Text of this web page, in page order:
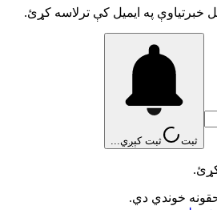
خبرتیاوې په ایمیل کې ترلاسه کړئ.
ثبت ثبت کېږي...
خوندي دي.